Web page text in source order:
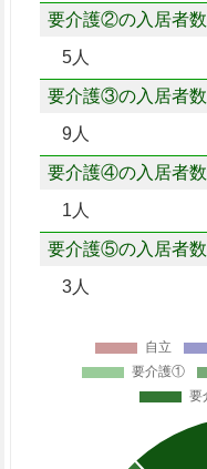
要介護②の入居者数
5人
要介護③の入居者数
9人
要介護④の入居者数
1人
要介護⑤の入居者数
3人